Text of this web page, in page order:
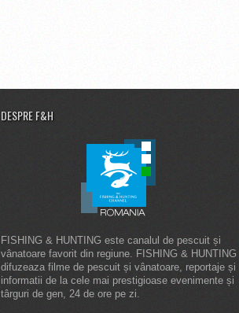
DESPRE F&H
FISHING & HUNTING este canalul de pescuit și
vânatoare favorit din regiune. FISHING & HUNTING
difuzeaza filme de pescuit și vânatoare, reportaje și
informatii de la cele mai prestigioase evenimente și
târguri de gen, 24 de ore pe zi.